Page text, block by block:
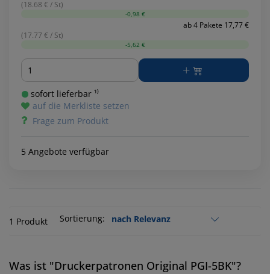
(18.68 € / St)
-0,98 €
ab 4 Pakete 17,77 €
(17.77 € / St)
-5,62 €
Menge
sofort lieferbar ¹⁾
auf die Merkliste setzen
Frage zum Produkt
5 Angebote verfügbar
1 Produkt Sortierung:
Was ist "Druckerpatronen Original PGI-5BK"?